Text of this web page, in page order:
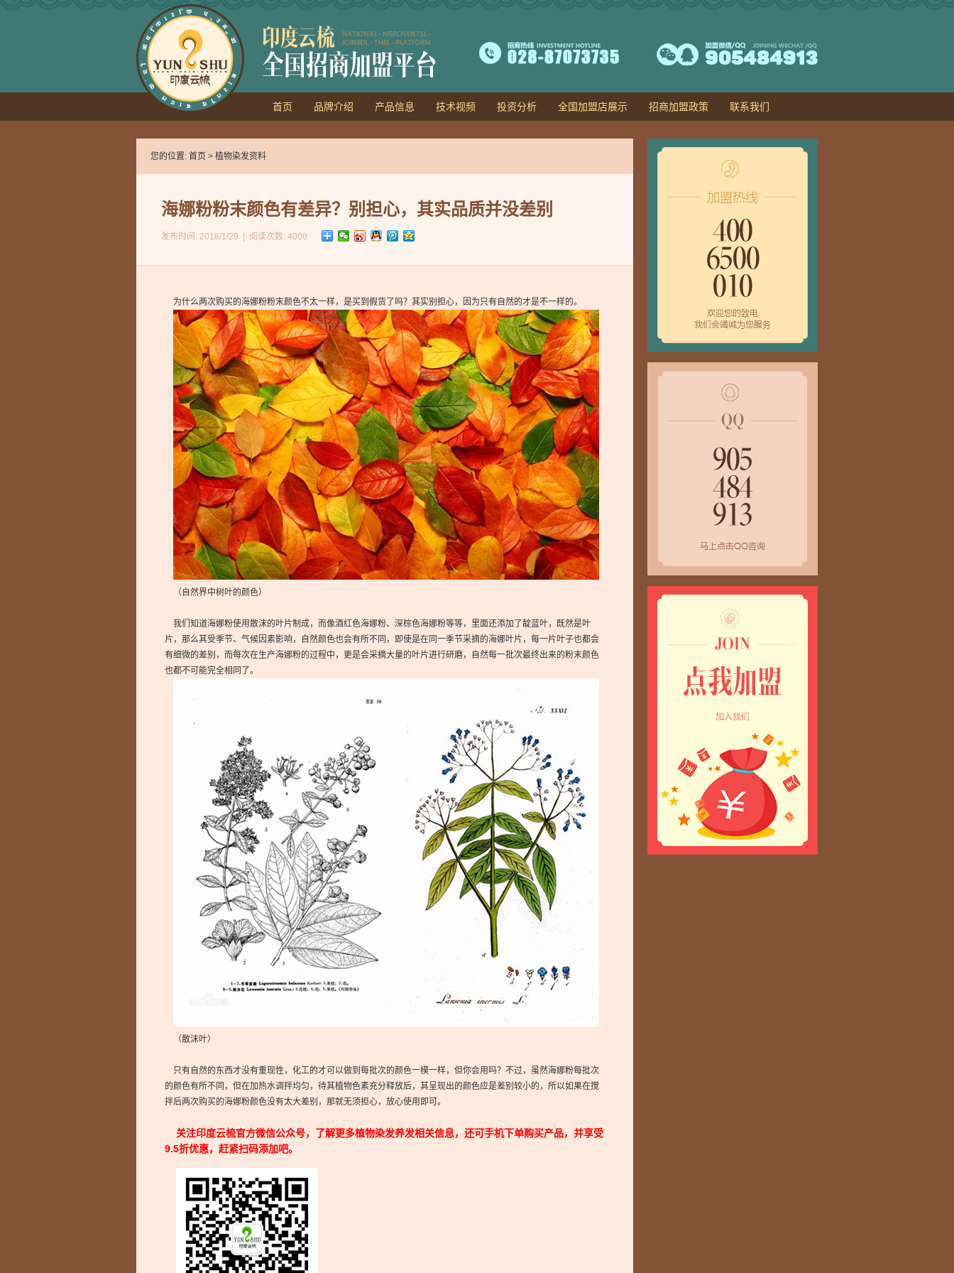
首页 品牌介绍 产品信息 技术视频 投资分析 全国加盟店展示 招商加盟政策 联系我们
您的位置: 首页 > 植物染发资料
海娜粉粉末颜色有差异？别担心，其实品质并没差别
发布时间: 2018/1/29 | 阅读次数: 4000
为什么两次购买的海娜粉粉末颜色不太一样，是买到假货了吗？其实别担心，因为只有自然的才是不一样的。
（自然界中树叶的颜色）
我们知道海娜粉使用散沫的叶片制成，而像酒红色海娜粉、深棕色海娜粉等等，里面还添加了靛蓝叶，既然是叶
片，那么其受季节、气候因素影响，自然颜色也会有所不同，即使是在同一季节采摘的海娜叶片，每一片叶子也都会
有细微的差别，而每次在生产海娜粉的过程中，更是会采摘大量的叶片进行研磨，自然每一批次最终出来的粉末颜色
也都不可能完全相同了。
（散沫叶）
只有自然的东西才没有重现性，化工的才可以做到每批次的颜色一模一样，但你会用吗？不过，虽然海娜粉每批次
的颜色有所不同，但在加热水调拌均匀，待其植物色素充分释放后，其呈现出的颜色应是差别较小的，所以如果在搅
拌后两次购买的海娜粉颜色没有太大差别，那就无须担心，放心使用即可。
关注印度云梳官方微信公众号，了解更多植物染发养发相关信息，还可手机下单购买产品，并享受
9.5折优惠，赶紧扫码添加吧。